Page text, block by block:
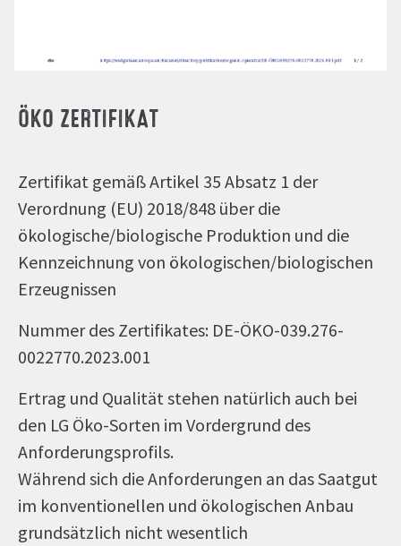
ÖKO ZERTIFIKAT
Zertifikat gemäß Artikel 35 Absatz 1 der
Verordnung (EU) 2018/848 über die
ökologische/biologische Produktion und die
Kennzeichnung von ökologischen/biologischen
Erzeugnissen
Nummer des Zertifikates: DE-ÖKO-039.276-
0022770.2023.001
Ertrag und Qualität stehen natürlich auch bei
den LG Öko-Sorten im Vordergrund des
Anforderungsprofils.
Während sich die Anforderungen an das Saatgut
im konventionellen und ökologischen Anbau
grundsätzlich nicht wesentlich